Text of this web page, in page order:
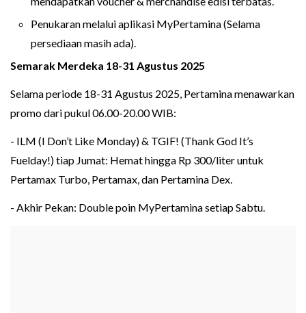
Penukaran melalui aplikasi MyPertamina (Selama
persediaan masih ada).
Semarak Merdeka 18-31 Agustus 2025
Selama periode 18-31 Agustus 2025, Pertamina menawarkan
promo dari pukul 06.00-20.00 WIB:
- ILM (I Don’t Like Monday) & TGIF! (Thank God It’s
Fuelday!) tiap Jumat: Hemat hingga Rp 300/liter untuk
Pertamax Turbo, Pertamax, dan Pertamina Dex.
- Akhir Pekan: Double poin MyPertamina setiap Sabtu.